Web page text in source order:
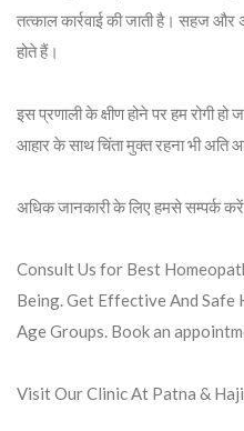
तत्काल कार्रवाई की जाती है। सहज
होते हैं।
इस प्रणाली के क्षीण होने पर हम रोगी
आहार के साथ चिंता मुक्त रहना भी अति
अधिक जानकारी के लिए हमसे सम्पर्क
Consult Us for Best
Being. Get Effective And
Age Groups. Book an
Visit Our Clinic At Patna &